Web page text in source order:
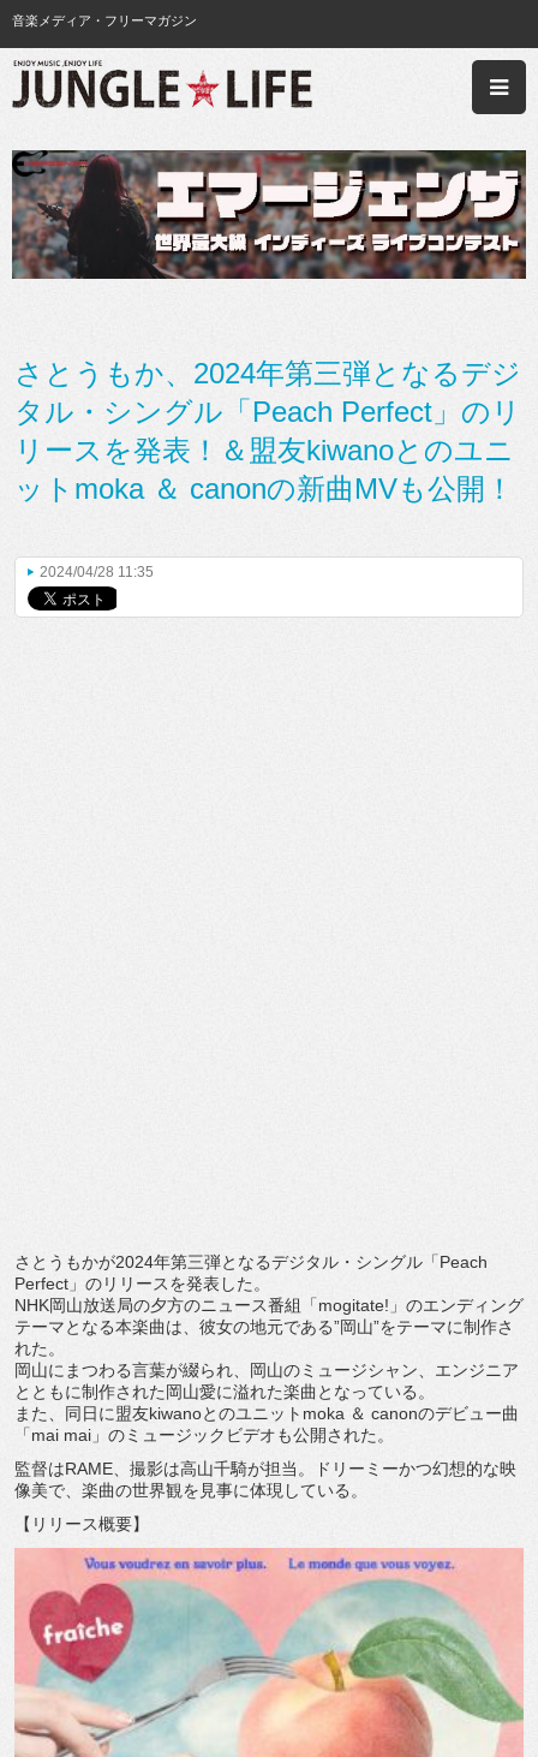
音楽メディア・フリーマガジン
さとうもか、2024年第三弾となるデジ
タル・シングル「Peach Perfect」のリ
リースを発表！＆盟友kiwanoとのユニ
ットmoka ＆ canonの新曲MVも公開！
2024/04/28 11:35
さとうもかが2024年第三弾となるデジタル・シングル「Peach
Perfect 」のリリースを発表した。
NHK岡山放送局の夕方のニュース番組「mogitate! 」 のエンディング
テーマとなる本楽曲は、彼女の地元である”岡山”をテーマに制作さ
れた。
岡山にまつわる言葉が綴られ、岡山のミュージシャン、 エンジニア
とともに制作された岡山愛に溢れた楽曲となっている。
また、同日に盟友kiwanoとのユニット moka ＆ canonのデビュー曲
「mai mai 」のミュージックビデオも公開された。
監督はRAME 、撮影は高山千騎が担当。
ドリーミーかつ幻想的な映
像美で、 楽曲の世界観を見事に体現している。
【リリース概要】